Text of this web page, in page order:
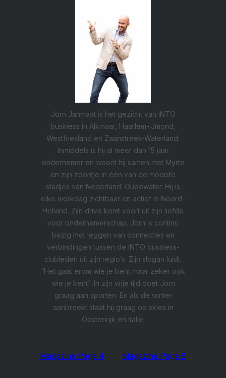
Jorn Janmaat is het gezicht van INTO
business in Alkmaar, Haarlem-IJmond,
Westfriesland en Zaanstreek-Waterland.
Inmiddels is hij al meer dan 15 jaar
ondernemer en woont hij samen met Myrte
en zijn zoontje in één van de mooiste
stadjes van Nederland: Oudewater. Hij is
elke werkdag zichtbaar en actief in Noord-
Holland. Zijn drive komt voort uit zijn liefde
voor ondernemerschap. Jorn is continu
bezig met leggen van connecties en
verbindingen tussen de INTO business-
clubleden uit zijn regio’s. Zijn slogan luidt:
“Het gaat erom wie je bent maar zeker ook
wie je kent”. In zijn vrije tijd doet Jorn
graag aan sporten. En als de winter
aanbreekt staat hij graag op skies in
Oostenrijk en Italië.
Magazine Page 4 Magazine Page 8